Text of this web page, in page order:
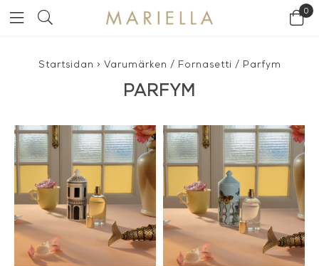
0
Startsidan > Varumärken / Fornasetti / Parfym
PARFYM